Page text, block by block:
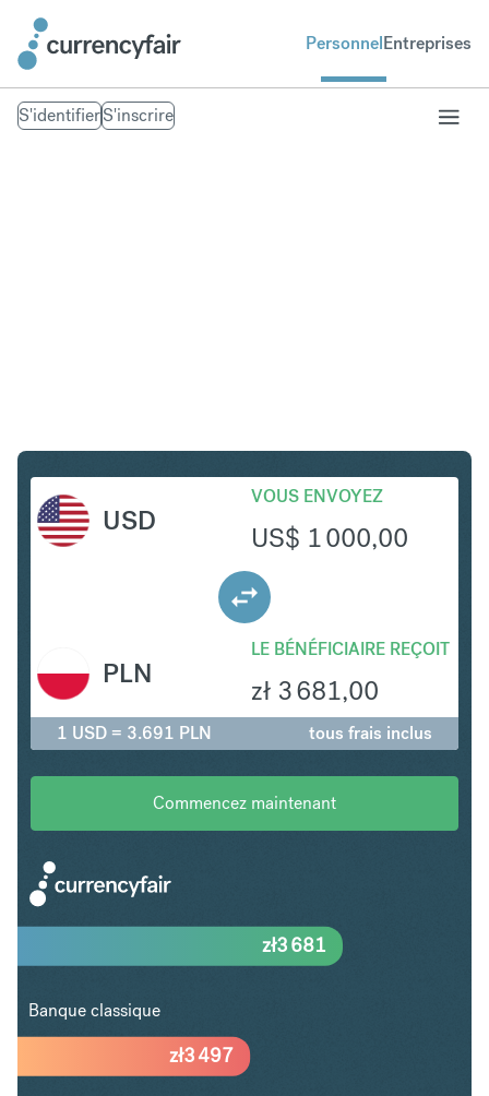
PersonnelEntreprises
S'identifierS'inscrire
USD
VOUS ENVOYEZ
US$ 1 000,00
LE BÉNÉFICIAIRE REÇOIT
zł 3 681,00
PLN
1 USD = 3.691 PLN tous frais inclus
Commencez maintenant
zł3 497
zł3 681
Banque classique